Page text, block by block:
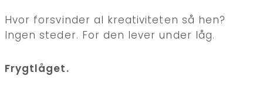
Hvor forsvinder al kreativiteten så hen?
Ingen steder. For den lever under låg.
Frygtlåget.